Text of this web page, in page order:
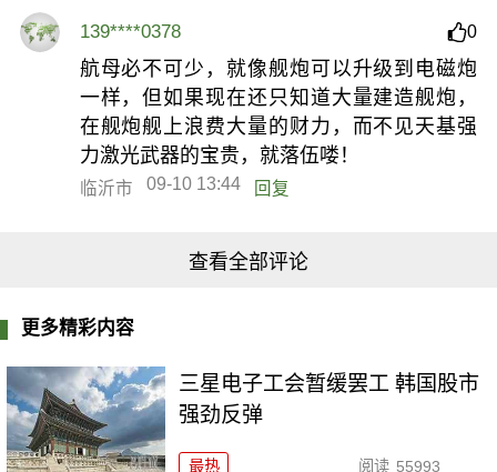
139****0378 0
航母必不可少，就像舰炮可以升级到电磁炮
一样，但如果现在还只知道大量建造舰炮，
在舰炮舰上浪费大量的财力，而不见天基强
力激光武器的宝贵，就落伍喽！
临沂市 09-10 13:44 回复
查看全部评论
更多精彩内容
三星电子工会暂缓罢工 韩国股市
强劲反弹
最热 阅读 55993